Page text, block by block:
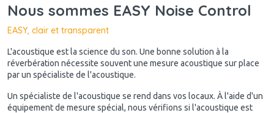
Nous sommes EASY Noise Control
EASY, clair et transparent
L'acoustique est la science du son. Une bonne solution à la
réverbération nécessite souvent une mesure acoustique sur place
par un spécialiste de l'acoustique.
Un spécialiste de l'acoustique se rend dans vos locaux. À l'aide d'un
équipement de mesure spécial, nous vérifions si l'acoustique est